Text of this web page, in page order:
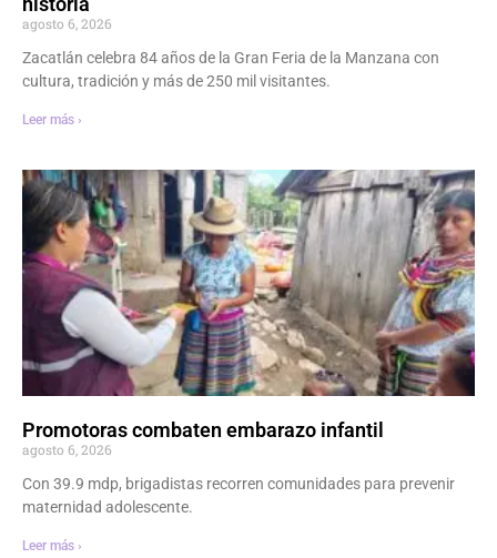
agosto 6, 2026
Zacatlán celebra 84 años de la Gran Feria de la Manzana con
cultura, tradición y más de 250 mil visitantes.
Leer más ›
Promotoras combaten embarazo infantil
agosto 6, 2026
Con 39.9 mdp, brigadistas recorren comunidades para prevenir
maternidad adolescente.
Leer más ›